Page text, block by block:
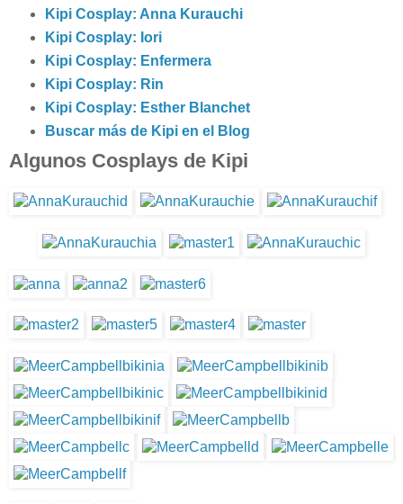
Kipi Cosplay: Anna Kurauchi
Kipi Cosplay: Iori
Kipi Cosplay: Enfermera
Kipi Cosplay: Rin
Kipi Cosplay: Esther Blanchet
Buscar más de Kipi en el Blog
Algunos Cosplays de Kipi